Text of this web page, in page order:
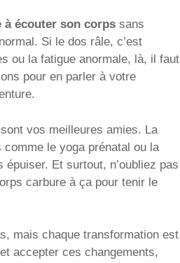
à écouter son corps sans
Si le dos râle, c’est
ou la fatigue anormale, là, il faut
pour en parler à votre
vos meilleures amies. La
le yoga prénatal ou la
Et surtout, n’oubliez pas
carbure à ça pour tenir le
mais chaque transformation est
accepter ces changements,